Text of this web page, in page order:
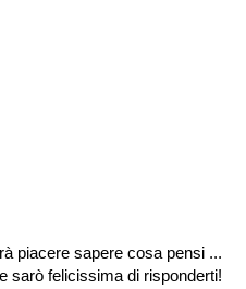
piacere sapere cosa pensi ...
sarò felicissima di risponderti!